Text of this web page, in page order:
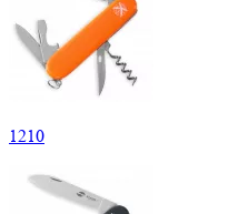
1210